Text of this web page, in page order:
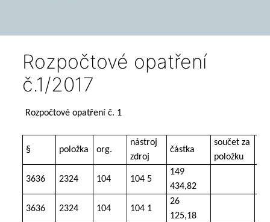
Rozpočtové opatření
č.1/2017
Rozpočtové opatření č. 1
§ položka org.
nástroj
zdroj
částka
součet za
položku
3636 2324 104 104 5
149
434,82
3636 2324 104 104 1
26
125,18